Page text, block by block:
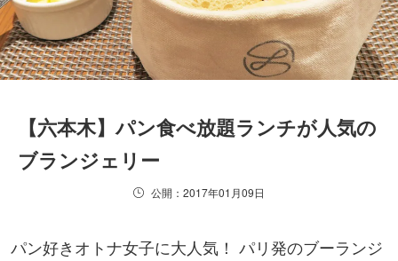
【六本木】パン食べ放題ランチが人気の
ブランジェリー
公開：2017年01月09日
パン好きオトナ女子に大人気！ パリ発のブーランジ